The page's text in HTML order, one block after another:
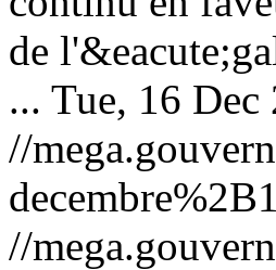
de
... Tue, 16
//
//